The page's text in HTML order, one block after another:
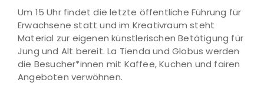
Um 15 Uhr findet die letzte öffentliche Führung für
Erwachsene statt und im Kreativraum steht
Material zur eigenen künstlerischen Betätigung für
Jung und Alt bereit. La Tienda und Globus werden
die Besucher*innen mit Kaffee, Kuchen und fairen
Angeboten verwöhnen.